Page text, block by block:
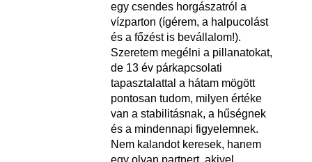
egy csendes horgászatról a
vízparton (ígérem, a halpucolást
és a főzést is bevállalom!).
Szeretem megélni a pillanatokat,
de 13 év párkapcsolati
tapasztalattal a hátam mögött
pontosan tudom, milyen értéke
van a stabilitásnak, a hűségnek
és a mindennapi figyelemnek.
Nem kalandot keresek, hanem
egy olyan partnert, akivel...